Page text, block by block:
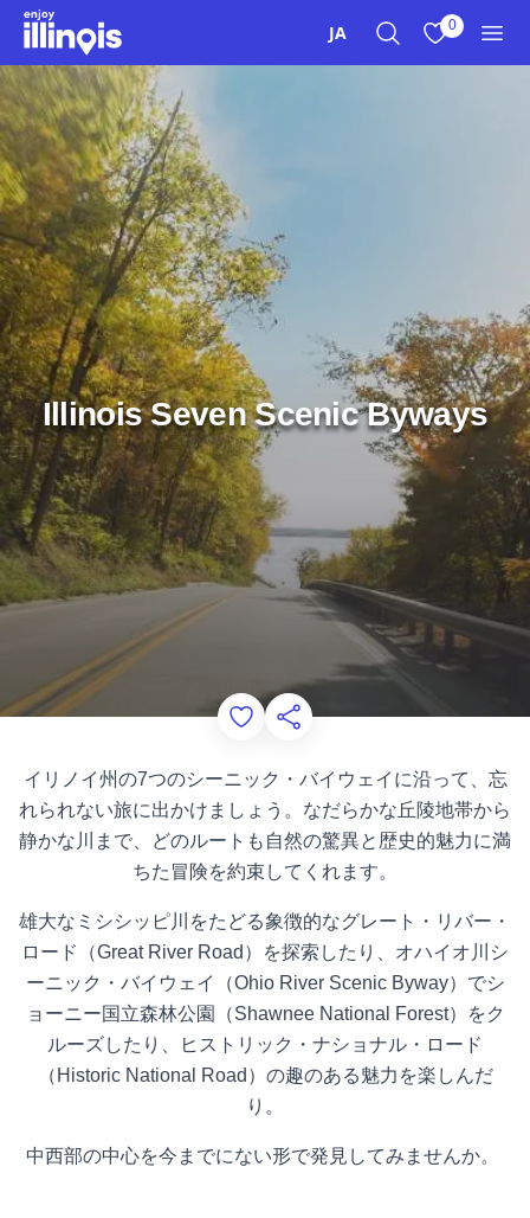
本文へスキップ
JA 0
Illinois Seven Scenic Byways
Add to Favorites
このページを共有する
イリノイ州の7つのシーニック・バイウェイに沿って、忘
れられない旅に出かけましょう。なだらかな丘陵地帯から
静かな川まで、どのルートも自然の驚異と歴史的魅力に満
ちた冒険を約束してくれます。
雄大なミシシッピ川をたどる象徴的なグレート・リバー・
ロード（Great River Road）を探索したり、オハイオ川シ
ーニック・バイウェイ（Ohio River Scenic Byway）でシ
ョーニー国立森林公園（Shawnee National Forest）をク
ルーズしたり、ヒストリック・ナショナル・ロード
（Historic National Road）の趣のある魅力を楽しんだ
り。
中西部の中心を今までにない形で発見してみませんか。